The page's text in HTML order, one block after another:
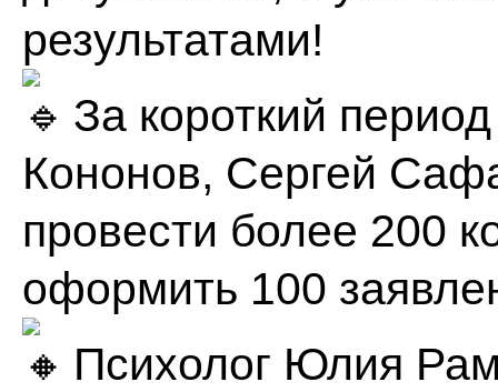
результатами!
За короткий
Кононов, Сергей
провести более 200
оформить 100
Психолог Юлия